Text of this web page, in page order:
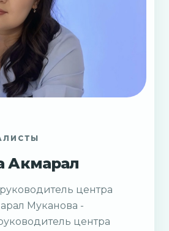
Акмарал
центра
Муканова -
центра